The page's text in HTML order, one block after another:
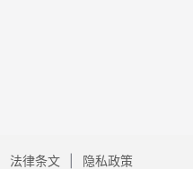
法律条文 隐私政策